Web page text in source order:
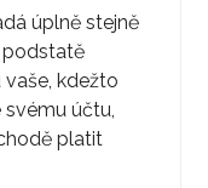
úplně stejně
podstatě
vaše, kdežto
účtu,
platit